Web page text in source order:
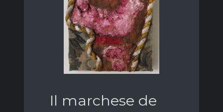
Il marchese de